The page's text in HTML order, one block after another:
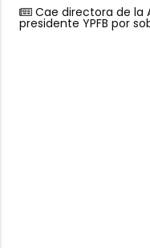
Cae directora de la
presidente YPFB por